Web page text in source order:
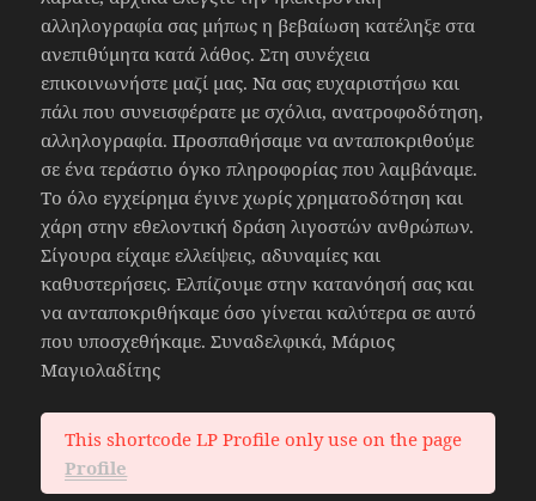
αλληλογραφία σας μήπως η βεβαίωση κατέληξε στα
ανεπιθύμητα κατά λάθος. Στη συνέχεια
επικοινωνήστε μαζί μας. Να σας ευχαριστήσω και
πάλι που συνεισφέρατε με σχόλια, ανατροφοδότηση,
αλληλογραφία. Προσπαθήσαμε να ανταποκριθούμε
σε ένα τεράστιο όγκο πληροφορίας που λαμβάναμε.
Το όλο εγχείρημα έγινε χωρίς χρηματοδότηση και
χάρη στην εθελοντική δράση λιγοστών ανθρώπων.
Σίγουρα είχαμε ελλείψεις, αδυναμίες και
καθυστερήσεις. Ελπίζουμε στην κατανόησή σας και
να ανταποκριθήκαμε όσο γίνεται καλύτερα σε αυτό
που υποσχεθήκαμε. Συναδελφικά, Μάριος
Μαγιολαδίτης
This shortcode LP Profile only use on the page
Profile